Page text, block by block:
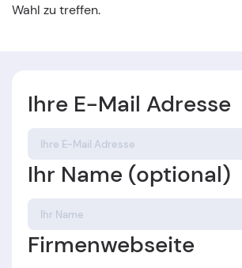
Wahl zu treffen.
Ihre E-Mail Adresse
Ihr Name (optional)
Firmenwebseite